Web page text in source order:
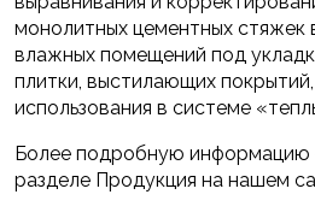
монолитных цементных стяжек
влажных помещений под
плитки, выстилающих
использования в системе
Более подробную информацию
разделе Продукция на нашем